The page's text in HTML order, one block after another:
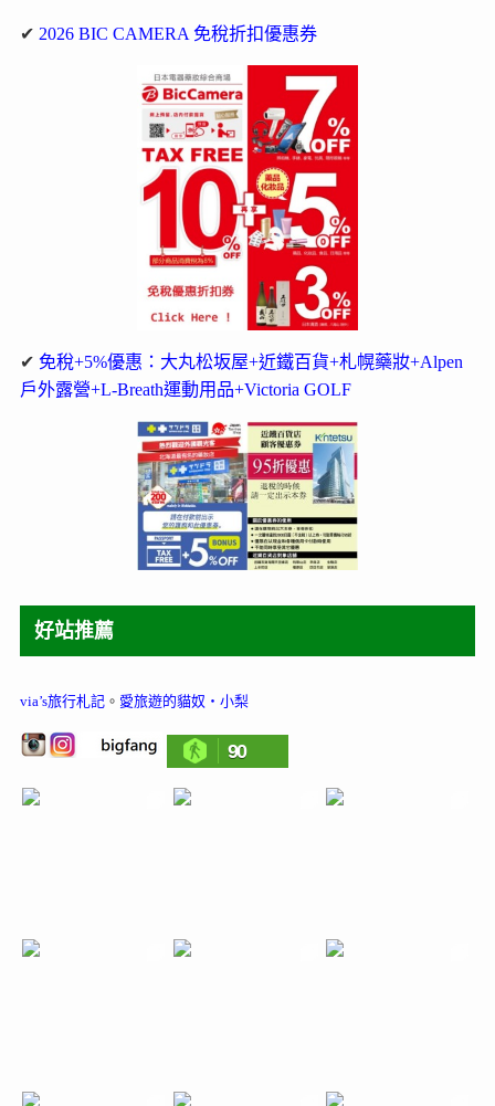
✔ 2026 BIC CAMERA 免稅折扣優惠券
✔ 免稅+5%優惠：大丸松坂屋+近鐵百貨+札幌藥妝+Alpen
戶外露營+L-Breath運動用品+Victoria GOLF
好站推薦
via’s旅行札記。 愛旅遊的貓奴‧小梨
90